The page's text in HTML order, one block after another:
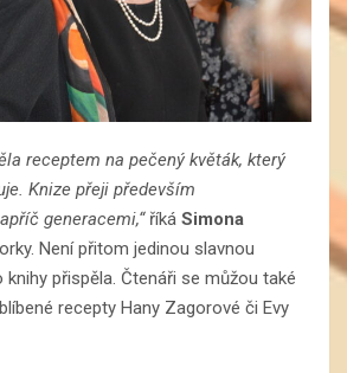
receptem na pečený květák, který
Knize přeji především
generacemi,“ říká Simona
Není přitom jedinou slavnou
přispěla. Čtenáři se můžou také
recepty Hany Zagorové či Evy